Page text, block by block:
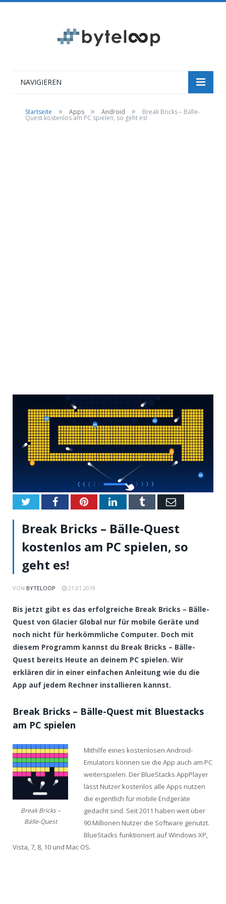
NAVIGIEREN
Startseite » Apps » Android » Break Bricks – Bälle-
Quest kostenlos am PC spielen, so geht es!
TwitterFacebookPinterestLinkedInTumblrEmail
Break Bricks – Bälle-Quest
kostenlos am PC spielen, so
geht es!
VON BYTELOOP 21.01.2019
Bis jetzt gibt es das erfolgreiche Break Bricks – Bälle-
Quest von Glacier Global nur für mobile Geräte und
noch nicht für herkömmliche Computer. Doch mit
diesem Programm kannst du Break Bricks – Bälle-
Quest bereits Heute an deinem PC spielen. Wir
erklären dir in einer einfachen Anleitung wie du die
App auf jedem Rechner installieren kannst.
Break Bricks – Bälle-Quest mit Bluestacks
am PC spielen
Break Bricks –
Bälle-Quest
Mithilfe eines kostenlosen Android-
Emulators können sie die App auch am PC
weiterspielen. Der BlueStacks AppPlayer
lässt Nutzer kostenlos alle Apps nutzen
die eigentlich für mobile Endgeräte
gedacht sind. Seit 2011 haben weit über
90 Millionen Nutzer die Software genutzt.
BlueStacks funktioniert auf Windows XP,
Vista, 7, 8, 10 und Mac OS.